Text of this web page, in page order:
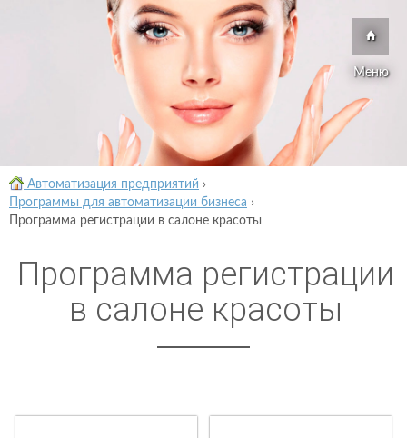
Меню
Автоматизация предприятий ›
Программы для автоматизации бизнеса ›
Программа регистрации в салоне красоты
Программа регистрации
в салоне красоты